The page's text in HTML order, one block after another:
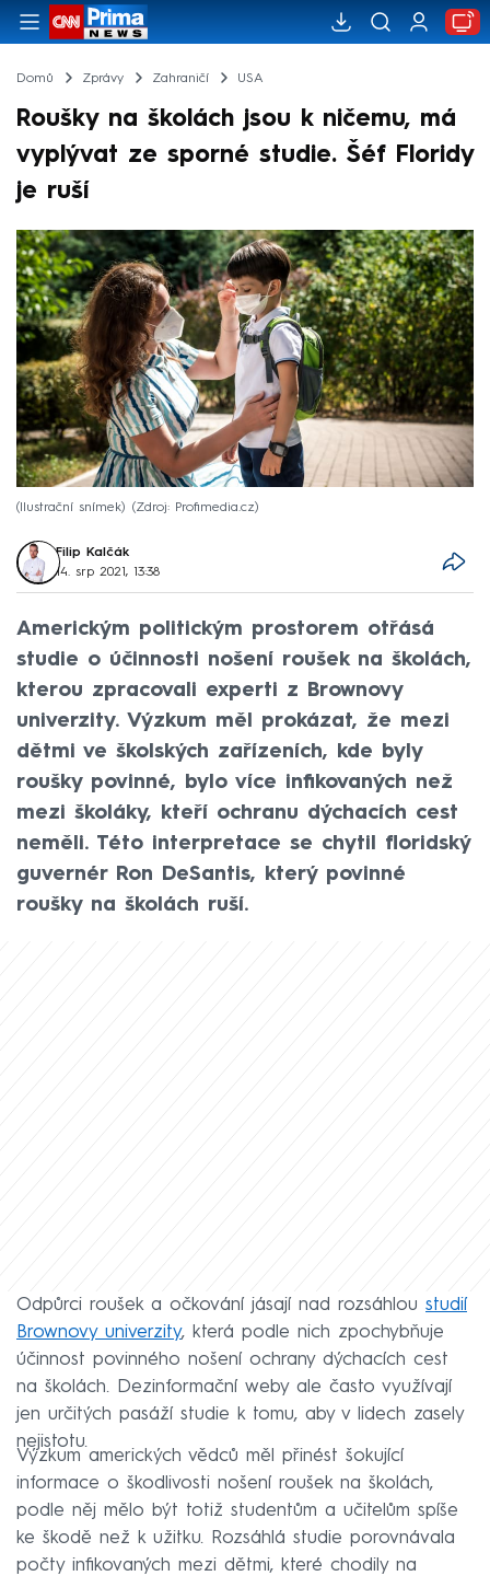
Domů Zprávy Zahraničí USA
Roušky na školách jsou k ničemu, má
vyplývat ze sporné studie. Šéf Floridy
je ruší
(Ilustrační snímek) Zdroj: Profimedia.cz
Filip Kalčák
14. srp 2021, 13:38
Americkým politickým prostorem otřásá
studie o účinnosti nošení roušek na školách,
kterou zpracovali experti z Brownovy
univerzity. Výzkum měl prokázat, že mezi
dětmi ve školských zařízeních, kde byly
roušky povinné, bylo více infikovaných než
mezi školáky, kteří ochranu dýchacích cest
neměli. Této interpretace se chytil floridský
guvernér Ron DeSantis, který povinné
roušky na školách ruší.
Odpůrci roušek a očkování jásají nad rozsáhlou studií
Brownovy univerzity, která podle nich zpochybňuje
účinnost povinného nošení ochrany dýchacích cest
na školách. Dezinformační weby ale často využívají
jen určitých pasáží studie k tomu, aby v lidech zasely
nejistotu.
Výzkum amerických vědců měl přinést šokující
informace o škodlivosti nošení roušek na školách,
podle něj mělo být totiž studentům a učitelům spíše
ke škodě než k užitku. Rozsáhlá studie porovnávala
počty infikovaných mezi dětmi, které chodily na